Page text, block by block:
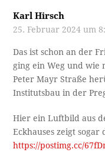
Karl Hirsch
25. Februar 2024 um
Das ist schon an der
ging ein Weg und wie
Peter Mayr Straße
Institutsbau in der
Hier ein Luftbild aus
Eckhauses zeigt sogar
https://postimg.cc/